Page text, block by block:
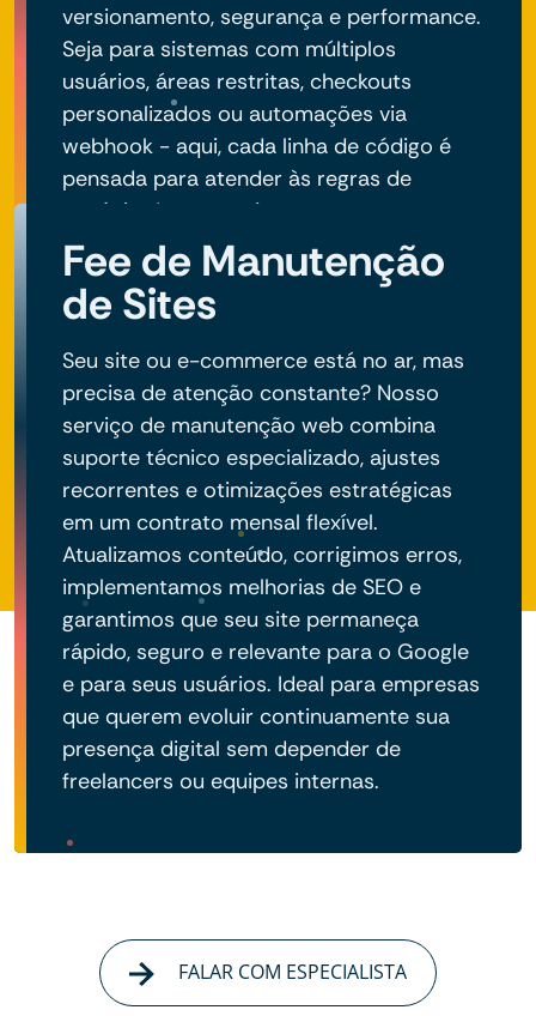
versionamento, segurança e performance.
Seja para sistemas com múltiplos
usuários, áreas restritas, checkouts
personalizados ou automações via
webhook - aqui, cada linha de código é
pensada para atender às regras de
negócio do seu projeto.
Fee de Manutenção
de Sites
Seu site ou e-commerce está no ar, mas
precisa de atenção constante? Nosso
serviço de manutenção web combina
suporte técnico especializado, ajustes
recorrentes e otimizações estratégicas
em um contrato mensal flexível.
Atualizamos conteúdo, corrigimos erros,
implementamos melhorias de SEO e
garantimos que seu site permaneça
rápido, seguro e relevante para o Google
e para seus usuários. Ideal para empresas
que querem evoluir continuamente sua
presença digital sem depender de
freelancers ou equipes internas.
FALAR COM ESPECIALISTA